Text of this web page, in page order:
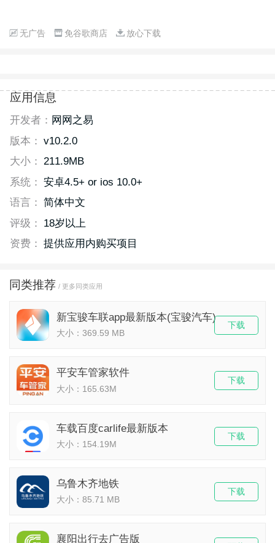
无广告 免谷歌商店 放心下载
应用信息
开发者： 网网之易
版本： v10.2.0
大小： 211.9MB
系统： 安卓4.5+ or ios 10.0+
语言： 简体中文
评级：
18岁以上
资费： 提供应用内购买项目
同类推荐 / 更多同类应用
新宝骏车联app最新版本(宝骏汽车)
大小：369.59 MB
下载
平安车管家软件
大小：165.63M
下载
车载百度carlife最新版本
大小：154.19M
下载
乌鲁木齐地铁
大小：85.71 MB
下载
襄阳出行去广告版